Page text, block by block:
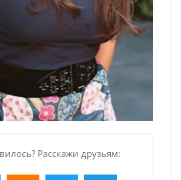
Расскажи друзьям: